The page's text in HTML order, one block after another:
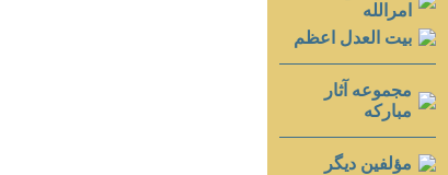
امرالله
بيت العدل اعظم
مجموعه آثار
مباركه
مؤلفين ديگر